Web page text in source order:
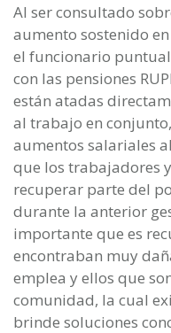
Al ser consultado
aumento sostenido
el funcionario
con las pensiones
están atadas
al trabajo en
aumentos salariales
que los trabajadores
recuperar parte del
durante la anterior
importante que es
encontraban muy
emplea y ellos que
comunidad, la cual
brinde soluciones